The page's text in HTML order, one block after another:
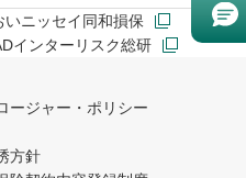
いニッセイ同和損保
インターリスク総研
ージャー・ポリシー
方針